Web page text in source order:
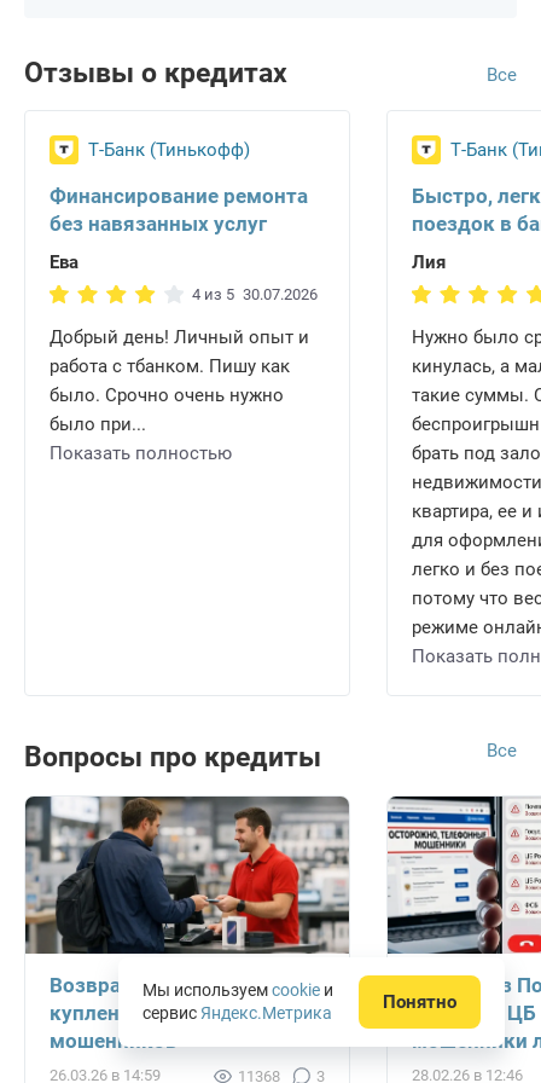
Отзывы о кредитах Все
Т-Банк (Тинькофф)
Финансирование ремонта
без навязанных услуг
Ева
4 из 5 30.07.2026
Добрый день! Личный опыт и
работа с тбанком. Пишу как
было. Срочно очень нужно
было при...
Показать полностью
Т-Банк
Быстро,
поездок в
Лия
Нужно было
кинулась, а
такие суммы.
брать под
квартира, ее
для
легко и без
потому что
режиме
Показать
Вопросы про кредиты Все
Возврат товара,
купленного в кредит у
мошенников
26.03.26 в 14:59 11368 3
Звонки из
Госуслуг,
мошенники
28.02.26 в 12:46
Мы используемcookie и
сервис Яндекс.Метрика Понятно